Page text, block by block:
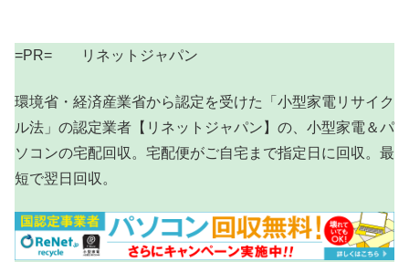
=PR= リネットジャパン
環境省・経済産業省から認定を受けた「小型家電リサイク
ル法」の認定業者【リネットジャパン】の、小型家電＆パ
ソコンの宅配回収。宅配便がご自宅まで指定日に回収。最
短で翌日回収。